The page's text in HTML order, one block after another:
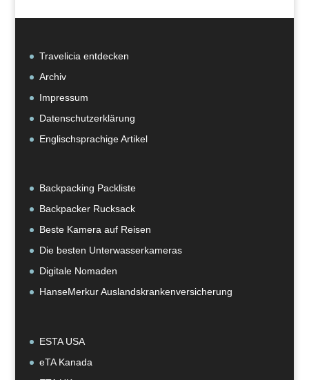
Travelicia entdecken
Archiv
Impressum
Datenschutzerklärung
Englischsprachige Artikel
Backpacking Packliste
Backpacker Rucksack
Beste Kamera auf Reisen
Die besten Unterwasserkameras
Digitale Nomaden
HanseMerkur Auslandskrankenversicherung
ESTA USA
eTA Kanada